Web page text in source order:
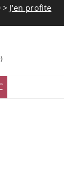
> J'en profite